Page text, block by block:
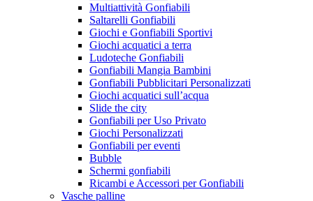
Multiattività Gonfiabili
Saltarelli Gonfiabili
Giochi e Gonfiabili Sportivi
Giochi acquatici a terra
Ludoteche Gonfiabili
Gonfiabili Mangia Bambini
Gonfiabili Pubblicitari Personalizzati
Giochi acquatici sull’acqua
Slide the city
Gonfiabili per Uso Privato
Giochi Personalizzati
Gonfiabili per eventi
Bubble
Schermi gonfiabili
Ricambi e Accessori per Gonfiabili
Vasche palline